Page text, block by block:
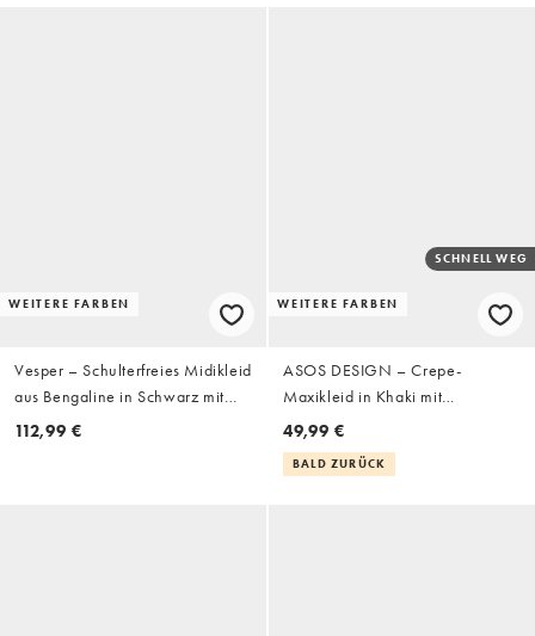
WEITERE FARBEN
Vesper – Schulterfreies Midikleid
aus Bengaline in Schwarz mit
überkreuzter Vorderpartie
112,99 €
WEITERE FARBEN
SCHNELL WEG
ASOS DESIGN – Crepe-
Maxikleid in Khaki mit
abfallender Schulterpartie und
gerafftem Rockdetail
49,99 €
BALD ZURÜCK